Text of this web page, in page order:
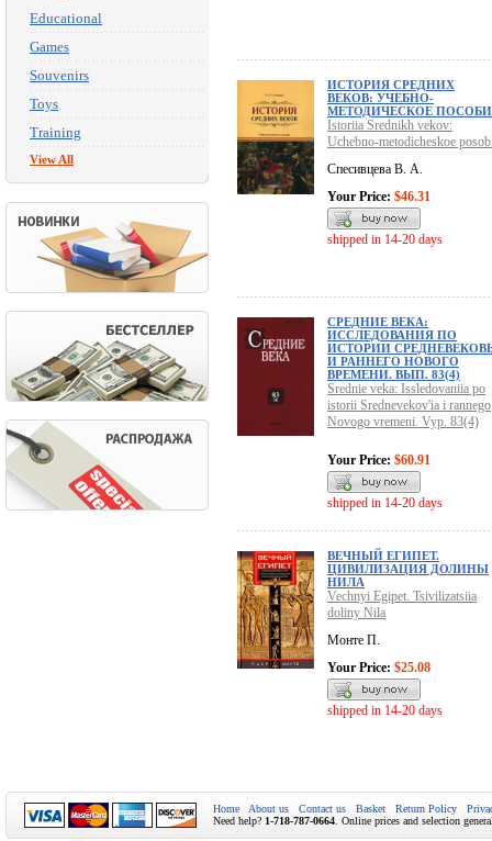
Educational
Games
Souvenirs
Toys
Training
View All
ИСТОРИЯ СРЕДНИХ
ВЕКОВ: УЧЕБНО-
МЕТОДИЧЕСКОЕ
Istoriia Srednikh vekov:
Uchebno-metodicheskoe
Спесивцева В. А.
Your Price: $46.31
shipped in 14-20 days
СРЕДНИЕ ВЕКА:
ИССЛЕДОВАНИЯ ПО
ИСТОРИИ
И РАННЕГО НОВОГО
ВРЕМЕНИ. ВЫП. 83(4)
Srednie veka: Issledovaniia po
istorii Srednevekov'ia i rannego
Novogo vremeni. Vyp. 83(4)
Your Price: $60.91
shipped in 14-20 days
ВЕЧНЫЙ ЕГИПЕТ.
ЦИВИЛИЗАЦИЯ ДОЛИНЫ
НИЛА
Vechnyi Egipet. Tsivilizatsiia
doliny Nila
Монте П.
Your Price: $25.08
shipped in 14-20 days
Home About us Contact us Basket Return Policy
Need help? 1-718-787-0664 . Online prices and selection